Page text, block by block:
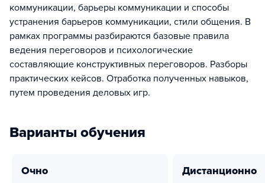
коммуникации, барьеры коммуникации и способы
устранения барьеров коммуникации, стили общения. В
рамках программы разбираются базовые правила
ведения переговоров и психологические
составляющие конструктивных переговоров. Разборы
практических кейсов. Отработка полученных навыков,
путем проведения деловых игр.
Варианты обучения
очно дистанционно